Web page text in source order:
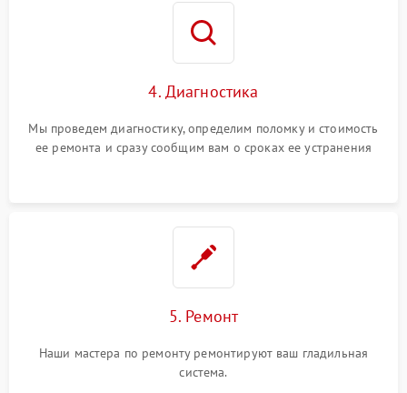
4. Диагностика
Мы проведем диагностику, определим поломку и стоимость
ее ремонта и сразу сообщим вам о сроках ее устранения
5. Ремонт
Наши мастера по ремонту ремонтируют ваш гладильная
система.